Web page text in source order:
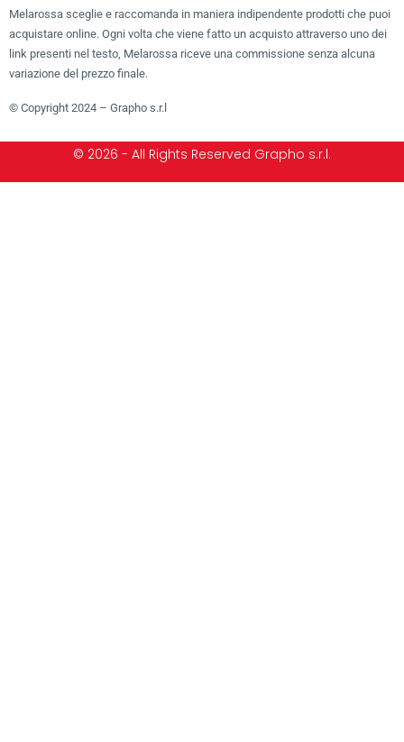
Melarossa sceglie e raccomanda in maniera indipendente prodotti che puoi
acquistare online. Ogni volta che viene fatto un acquisto attraverso uno dei
link presenti nel testo, Melarossa riceve una commissione senza alcuna
variazione del prezzo finale.
© Copyright 2024 – Grapho s.r.l
© 2026 - All Rights Reserved Grapho s.r.l.